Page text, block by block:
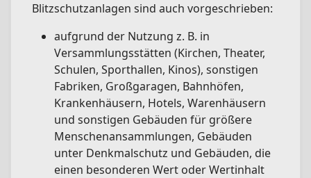
Blitzschutzanlagen sind auch vorgeschrieben:
aufgrund der Nutzung z. B. in
Versammlungsstätten (Kirchen, Theater,
Schulen, Sporthallen, Kinos), sonstigen
Fabriken, Großgaragen, Bahnhöfen,
Krankenhäusern, Hotels, Warenhäusern
und sonstigen Gebäuden für größere
Menschenansammlungen, Gebäuden
unter Denkmalschutz und Gebäuden, die
einen besonderen Wert oder Wertinhalt